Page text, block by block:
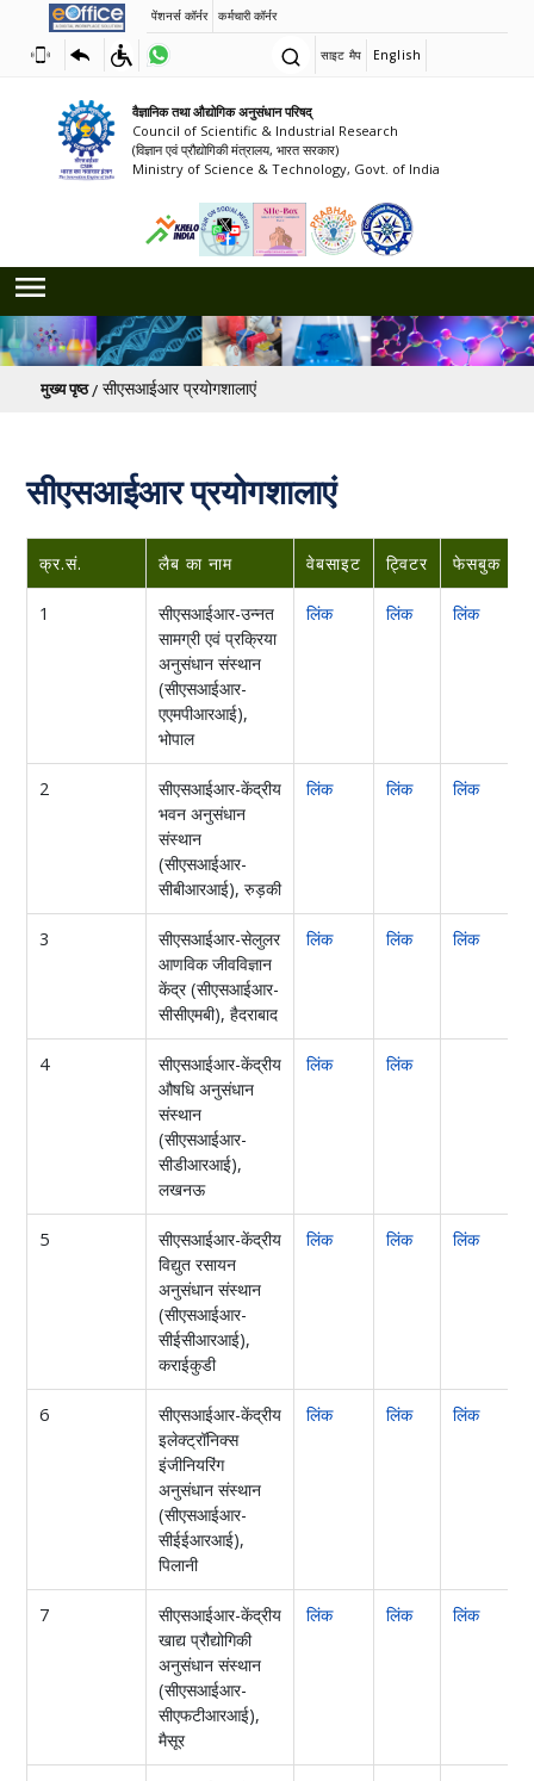
पेंशनर्स कॉर्नर कर्मचारी कॉर्नर
साइट मैप English
वैज्ञानिक तथा औद्योगिक अनुसंधान परिषद्
Council of Scientific & Industrial Research
(विज्ञान एवं प्रौद्योगिकी मंत्रालय, भारत सरकार)
Ministry of Science & Technology, Govt. of India
पग चिन्ह
मुख्य पृष्ठ सीएसआईआर प्रयोगशालाएं
सीएसआईआर प्रयोगशालाएं
क्र.सं. लैब का नाम वेबसाइट ट्विटर फेसबुक
1
सीएसआईआर-उन्नत
सामग्री एवं प्रक्रिया
अनुसंधान संस्थान
(सीएसआईआर-
एएमपीआरआई),
भोपाल
लिंक लिंक लिंक
2
सीएसआईआर-केंद्रीय
भवन अनुसंधान
संस्थान
(सीएसआईआर-
सीबीआरआई), रुड़की
लिंक लिंक लिंक
3
सीएसआईआर-सेलुलर
आणविक जीवविज्ञान
केंद्र (सीएसआईआर-
सीसीएमबी), हैदराबाद
लिंक लिंक लिंक
4
सीएसआईआर-केंद्रीय
औषधि अनुसंधान
संस्थान
(सीएसआईआर-
सीडीआरआई),
लखनऊ
लिंक लिंक
5
सीएसआईआर-केंद्रीय
विद्युत रसायन
अनुसंधान संस्थान
(सीएसआईआर-
सीईसीआरआई),
कराईकुडी
लिंक लिंक लिंक
6
सीएसआईआर-केंद्रीय
इलेक्ट्रॉनिक्स
इंजीनियरिंग
अनुसंधान संस्थान
(सीएसआईआर-
सीईईआरआई),
पिलानी
लिंक लिंक लिंक
7
सीएसआईआर-केंद्रीय
खाद्य प्रौद्योगिकी
अनुसंधान संस्थान
(सीएसआईआर-
सीएफटीआरआई),
मैसूर
लिंक लिंक लिंक